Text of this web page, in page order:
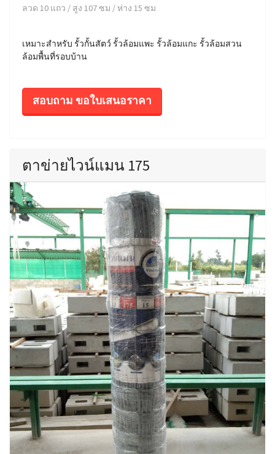
ลวด 10 แถว / สูง 107 ซม / ห่าง 15 ซม
เหมาะสำหรับ รั้วกั้นสัตว์ รั้วล้อมแพะ รั้วล้อมแกะ รั้วล้อมสวน
ล้อมพื้นที่รอบบ้าน
สอบถาม ขอใบเสนอราคา
ตาข่ายไวน์แมน 175